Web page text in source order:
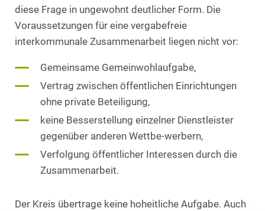
diese Frage in ungewohnt deutlicher Form. Die
Voraussetzungen für eine vergabefreie
interkommunale Zusammenarbeit liegen nicht vor:
Gemeinsame Gemeinwohlaufgabe,
Vertrag zwischen öffentlichen Einrichtungen
ohne private Beteiligung,
keine Besserstellung einzelner Dienstleister
gegenüber anderen Wettbe-werbern,
Verfolgung öffentlicher Interessen durch die
Zusammenarbeit.
Der Kreis übertrage keine hoheitliche Aufgabe. Auch